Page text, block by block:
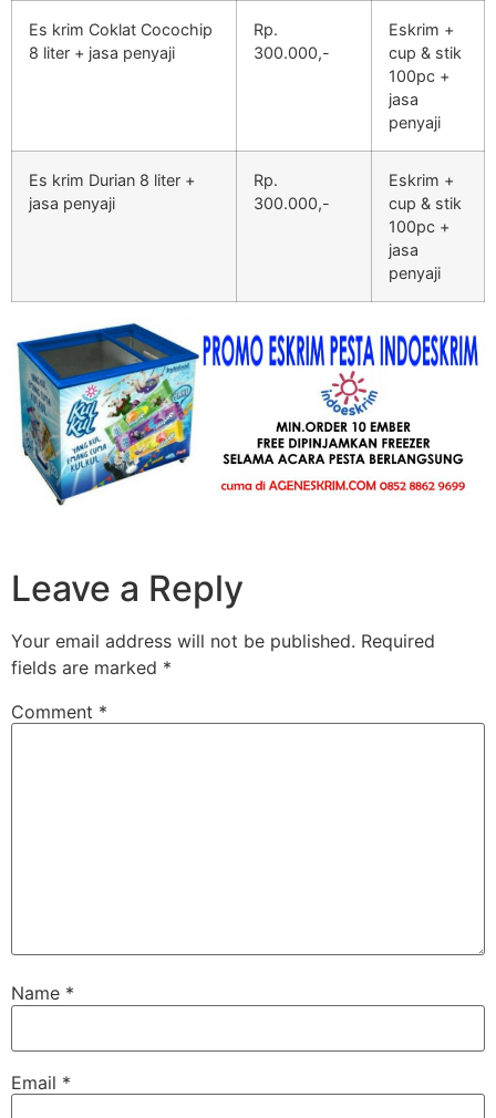
Es krim Coklat Cocochip
8 liter + jasa penyaji
Rp.
300.000,-
Eskrim +
cup & stik
100pc +
jasa
penyaji
Es krim Durian 8 liter +
jasa penyaji
Rp.
300.000,-
Eskrim +
cup & stik
100pc +
jasa
penyaji
Leave a Reply
Your email address will not be published. Required
fields are marked *
Comment *
Name *
Email *